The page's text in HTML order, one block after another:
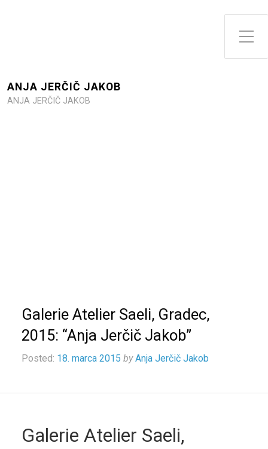
Toggle Side Menu
ANJA JERČIČ JAKOB
ANJA JERČIČ JAKOB
Galerie Atelier Saeli, Gradec,
2015: “Anja Jerčič Jakob”
Posted: 18. marca 2015 by Anja Jerčič Jakob
Galerie Atelier Saeli,